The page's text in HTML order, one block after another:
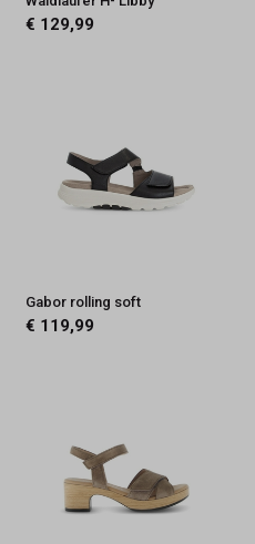
€ 129,99
Gabor rolling soft
€ 119,99